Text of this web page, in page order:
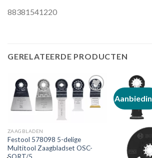
88381541220
GERELATEERDE PRODUCTEN
ZAAGBLADEN
Festool 578098 5-delige
Multitool Zaagbladset OSC-